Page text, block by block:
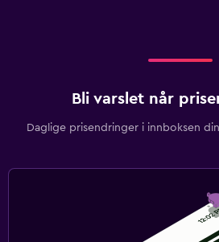
Bli varslet når
Daglige prisendringer i innboksen